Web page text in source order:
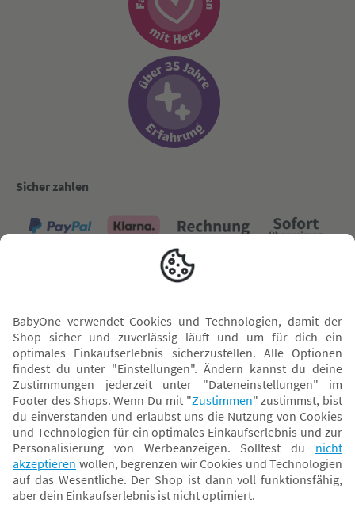
Sicher zahlen
Versand mit
* Alle Preise inkl. MwSt. und ggf. zzgl.Versandkosten. Der dargestellte Preis gilt -
abhängig von der von dir gewählten Option - im BabyOne-Onlineshop oder bei
Abholung in dem von dir gewählten BabyOne-Franchise-Betrieb. Der für den
Onlineshop geltende Preis stellt bei einem Verkauf durch unsere Franchise-
Nehmer eine unverbindliche Preisempfehlung dar. Der Verkaufspreis der